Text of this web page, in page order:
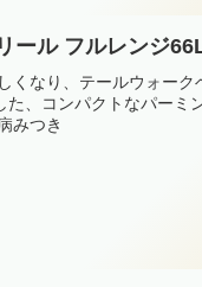
ール フルレンジ
くなり、テールウォーク
た、コンパクトなパーミ
みつき